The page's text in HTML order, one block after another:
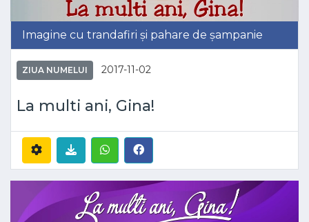
Imagine cu trandafiri și pahare de șampanie
ZIUA NUMELUI 2017-11-02
La multi ani, Gina!